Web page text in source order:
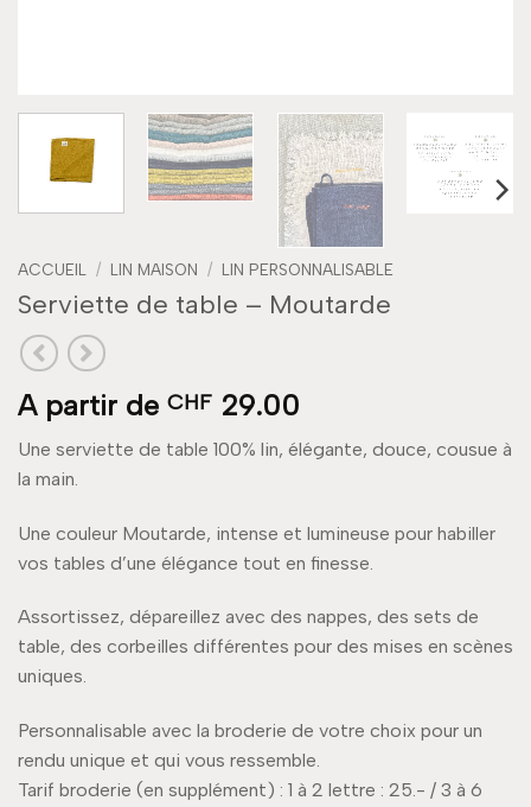
ACCUEIL / LIN MAISON / LIN PERSONNALISABLE
Serviette de table – Moutarde
A partir de CHF 29.00
Une serviette de table 100% lin, élégante, douce, cousue à
la main.
Une couleur Moutarde, intense et lumineuse pour habiller
vos tables d’une élégance tout en finesse.
Assortissez, dépareillez avec des nappes, des sets de
table, des corbeilles différentes pour des mises en scènes
uniques.
Personnalisable avec la broderie de votre choix pour un
rendu unique et qui vous ressemble.
Tarif broderie (en supplément) : 1 à 2 lettre : 25.- / 3 à 6